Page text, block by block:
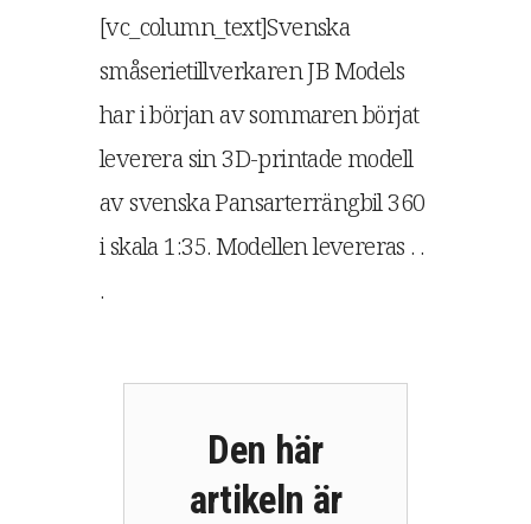
[vc_column_text]Svenska
småserietillverkaren JB Models
har i början av sommaren börjat
leverera sin 3D-printade modell
av svenska Pansarterrängbil 360
i skala 1:35. Modellen levereras . .
.
Den här
artikeln är